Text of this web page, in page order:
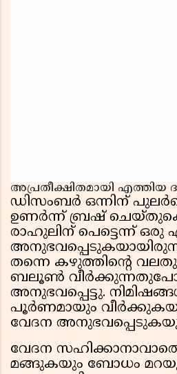
അപ്രതീക്ഷിതമായി എത്തിയ
ഡിസംബർ ഒന്നിന്
ഉണർന്ന് ബ്രഷ്
രാഹുലിന് പെട്ടെന്ന് ഒരു
തന്നെ കഴുത്തിന്റെ
ബലൂൺ
അനുഭവപ്പെട്ടു.
പൂർണമായും
വേദന
വേദന
മങ്ങുകയും ബോധം